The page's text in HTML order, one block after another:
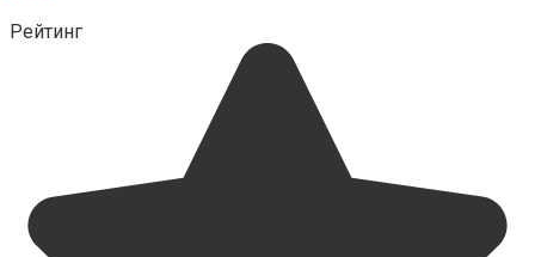
Рейтинг